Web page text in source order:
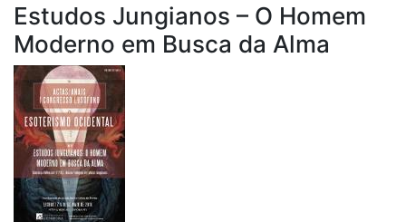
Estudos Jungianos – O Homem
Moderno em Busca da Alma